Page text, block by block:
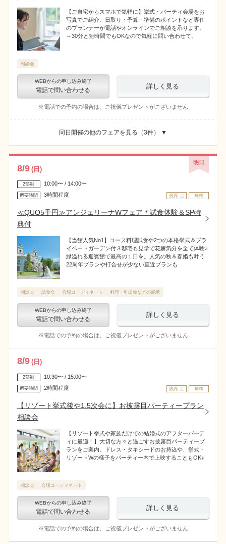
【ご自宅からスマホで気軽に】挙式・パーティ会場をお
写真でご紹介。日取り・予算・準備のポイントなど専任
のプランナーが電話やオンラインでご相談を承ります。
～30分と短時間でもOKなので気軽に問い合わせて。
相談会
WEBからの申し込み終了
電話で問い合わせる
詳しく見る
※電話での予約の場合は、ご祝儀プレゼントがございません
同日開催の他のフェアを見る（3件） ▼
明日
8/9 (日)
残席 △ 無料
2部制 10:00〜 / 14:00〜
所要時間 3時間程度
≪QUO5千円≫アンジェリーナWフェア＊試食体験＆SP特
典付
【当館人気No1】コース料理試食や2つの本格挙式＆プラ
イベートガーデン付３邸宅も見学で花嫁気分を全て体験♪
緑溢れる迎賓館で最高の１日を。人気の秋＆春婚も叶う
22周年プランや打合せが少ない直近プランも
相談会 試食会 会場コーディネート 料理・引出物などの展示
WEBからの申し込み終了
電話で問い合わせる
詳しく見る
※電話での予約の場合は、ご祝儀プレゼントがございません
8/9 (日)
残席 △ 無料
2部制 10:30〜 / 15:00〜
所要時間 2時間程度
【リゾート挙式後や1.5次会に】お披露目パーティープラン
相談会
【リゾート挙式や家族だけでの結婚式のアフターパーテ
ィに最適！】大切な方々と過ごすお披露目パーティープ
ランをご案内。ドレス・タキシードのお持込や、挙式・
リゾートWの様子をパーティー内で上映することもOK♪
相談会 会場コーディネート
WEBからの申し込み終了
電話で問い合わせる
詳しく見る
※電話での予約の場合は、ご祝儀プレゼントがございません